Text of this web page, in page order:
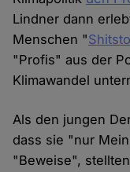
Lindner dann
Menschen "
"Profis" aus der
Klimawandel
Als den jungen
dass sie "nur
"Beweise",